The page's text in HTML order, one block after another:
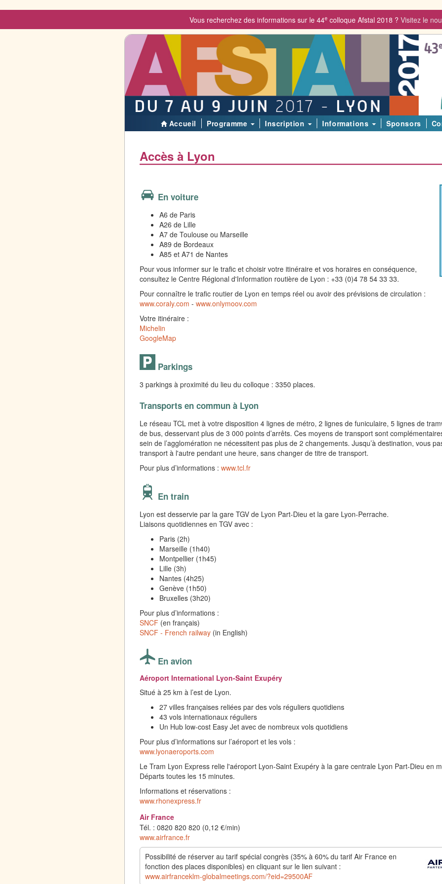
Vous recherchez des informations sur le 44ecolloque Afstal 2018 ? Visitez le
Accueil Programme Inscription Informations Sponsors
Accès à Lyon
En voiture
A6 de Paris
A26 de Lille
A7 de Toulouse ou Marseille
A89 de Bordeaux
A85 et A71 de Nantes
Pour vous informer sur le trafic et choisir votre itinéraire et vos horaires en conséquence,
consultez le Centre Régional d'Information routière de Lyon : +33 (0)4 78 54 33 33.
Pour connaître le trafic routier de Lyon en temps réel ou avoir des prévisions de circulation :
www.coraly.com - www.onlymoov.com
Votre itinéraire :
Michelin
GoogleMap
Parkings
3 parkings à proximité du lieu du colloque : 3350 places.
Transports en commun à Lyon
Le réseau TCL met à votre disposition 4 lignes de métro, 2 lignes de funiculaire, 5 lignes de
de bus, desservant plus de 3 000 points d’arrêts. Ces moyens de transport sont
sein de l’agglomération ne nécessitent pas plus de 2 changements. Jusqu’à destination, vous
transport à l'autre pendant une heure, sans changer de titre de transport.
Pour plus d’informations : www.tcl.fr
En train
Lyon est desservie par la gare TGV de Lyon Part-Dieu et la gare Lyon-Perrache.
Liaisons quotidiennes en TGV avec :
Paris (2h)
Marseille (1h40)
Montpellier (1h45)
Lille (3h)
Nantes (4h25)
Genève (1h50)
Bruxelles (3h20)
Pour plus d’informations :
SNCF (en français)
SNCF - French railway (in English)
En avion
Aéroport International Lyon-Saint Exupéry
Situé à 25 km à l’est de Lyon.
27 villes françaises reliées par des vols réguliers quotidiens
43 vols internationaux réguliers
Un Hub low-cost Easy Jet avec de nombreux vols quotidiens
Pour plus d’informations sur l’aéroport et les vols :
www.lyonaeroports.com
Le Tram Lyon Express relie l'aéroport Lyon-Saint Exupéry à la gare centrale Lyon Part-Dieu en
Départs toutes les 15 minutes.
Informations et réservations :
www.rhonexpress.fr
Air France
Tél. : 0820 820 820 (0,12 €/min)
www.airfrance.fr
Possibilité de réserver au tarif spécial congrès (35% à 60% du tarif Air France en
fonction des places disponibles) en cliquant sur le lien suivant :
www.airfranceklm-globalmeetings.com/?eid=29500AF